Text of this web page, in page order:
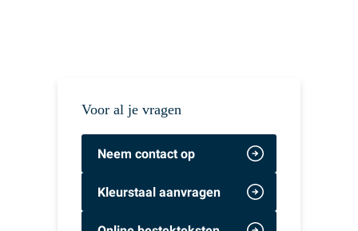
Voor al je vragen
Neem contact op
Kleurstaal aanvragen